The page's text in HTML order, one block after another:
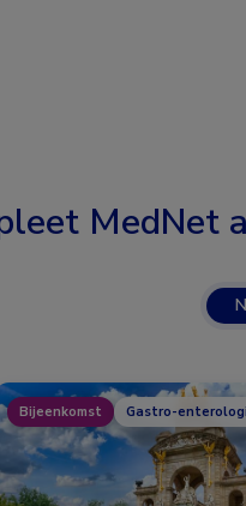
MedNet
Bijeenkomst Gastro-